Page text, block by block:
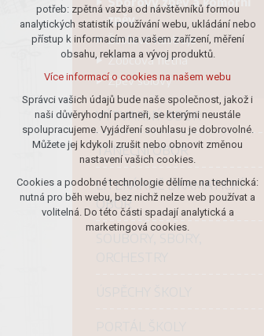
zpěv
Žesťové nástroje
Zobcová flétna
Zpěv sólový
VÝTVARNÝ OBOR
TANEČNÍ OBOR
LITERÁRNĚ DRAMATICKÝ
OBOR
nutná pro provozování webu
udržení kontextu stránek (session):
případná přihlášení, volby jazyka, apod.
Volitelná cookies
analytická pro anonymizované
vyhodnocení návštěvnosti
marketingová cookies (Google)
Více informací o cookies na našem webu
Přijmout všechny cookies
Odmítnout vše
potřeb: zpětná vazba od návštěvníků formou
analytických statistik používání webu, ukládání nebo
přístup k informacím na vašem zařízení, měření
obsahu, reklama a vývoj produktů.
Více informací o cookies na našem webu
Správci vašich údajů bude naše společnost, jakož i
naši důvěryhodní partneři, se kterými neustále
spolupracujeme. Vyjádření souhlasu je dobrovolné.
Můžete jej kdykoli zrušit nebo obnovit změnou
nastavení vašich cookies.
Cookies a podobné technologie dělíme na technická:
nutná pro běh webu, bez nichž nelze web používat a
volitelná. Do této části spadají analytická a
marketingová cookies.